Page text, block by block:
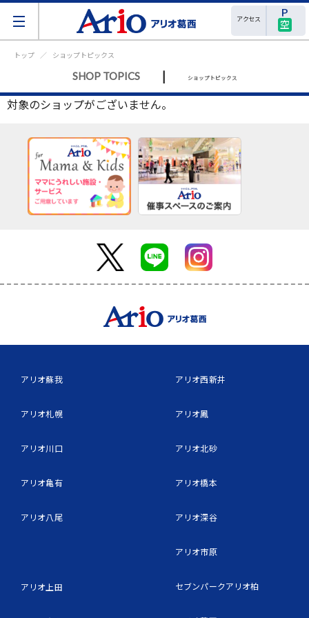
アクセス 空
トップ ショップトピックス
SHOP TOPICS | ショップトピックス
対象のショップがございません。
アリオ蘇我
アリオ札幌
アリオ川口
アリオ亀有
アリオ八尾
アリオ上田
アリオ西新井
アリオ鳳
アリオ北砂
アリオ橋本
アリオ深谷
アリオ市原
セブンパークアリオ柏